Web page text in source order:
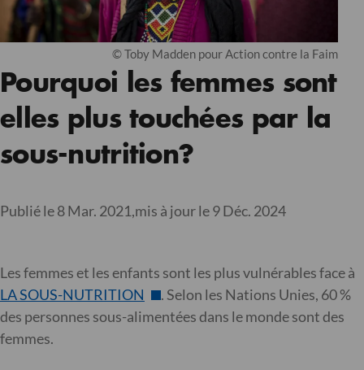
© Toby Madden pour Action contre la Faim
Pourquoi les femmes sont
elles plus touchées par la
sous-nutrition?
Publié le 8 Mar. 2021,mis à jour le 9 Déc. 2024
Les femmes et les enfants sont les plus vulnérables face à
LA SOUS-NUTRITION
. Selon les Nations Unies, 60 %
des personnes sous-alimentées dans le monde sont des
femmes.